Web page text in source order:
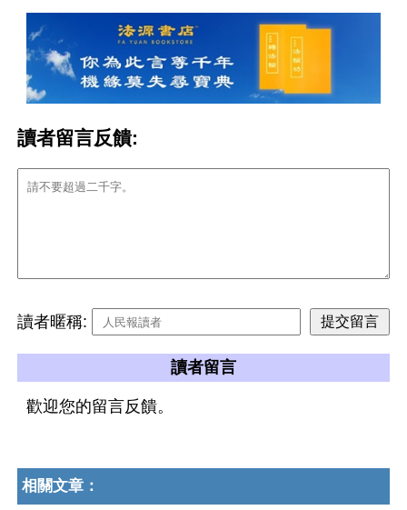
讀者留言反饋:
讀者暱稱:
讀者留言
歡迎您的留言反饋。
相關文章：